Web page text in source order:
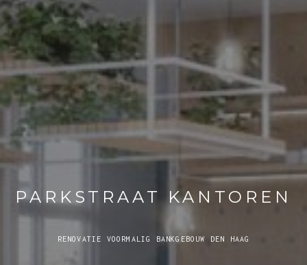
PARKSTRAAT KANTOREN
RENOVATIE VOORMALIG BANKGEBOUW DEN HAAG